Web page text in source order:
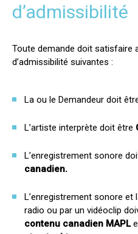
d’admissibilité
Toute demande doit satisfaire
d’admissibilité suivantes :
La ou le Demandeur doit
L’artiste interprète doit être
L’enregistrement sonore
canadien.
L’enregistrement sonore et
radio ou par un vidéoclip
contenu canadien MAPL